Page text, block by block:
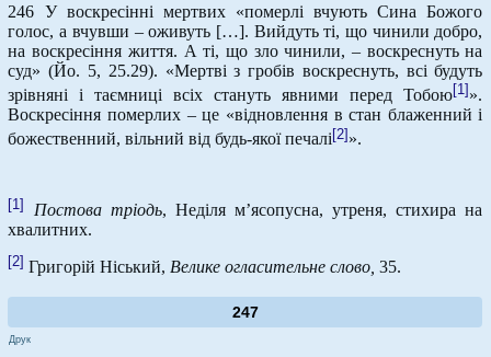
246 У воскресінні мертвих «померлі вчують Сина Божого
голос, а вчувши – оживуть […]. Вийдуть ті, що чинили добро,
на воскресіння життя. А ті, що зло чинили, – воскреснуть на
суд» (Йо. 5, 25.29). «Мертві з гробів воскреснуть, всі будуть
зрівняні і таємниці всіх стануть явними перед Тобою[1] ».
Воскресіння померлих – це «відновлення в стан блаженний і
божественний, вільний від будь-якої печалі[2]».
[1] Постова тріодь, Неділя м’ясопусна, утреня, стихира на
хвалитних.
[2] Григорій Ніський, Велике огласительне слово,35.
247
Друк